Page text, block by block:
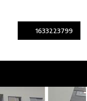
1633223799